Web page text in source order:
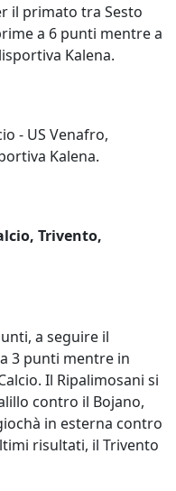
il primato tra Sesto
a 6 punti mentre a
Kalena.
- US Venafro,
Kalena.
Trivento,
a seguire il
3 punti mentre in
Il Ripalimosani si
contro il Bojano,
in esterna contro
risultati, il Trivento